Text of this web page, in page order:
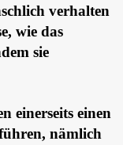
verhalten
wie das
sie
einerseits einen
nämlich